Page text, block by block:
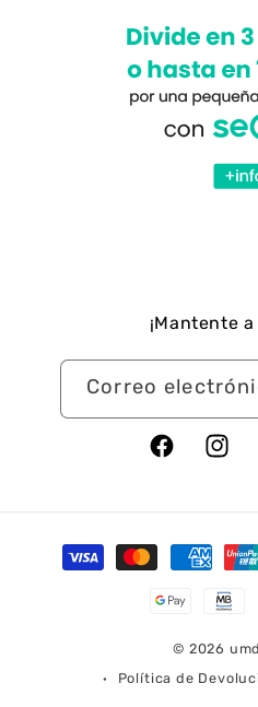
¡Mantente
Correo
Facebook
Formas
de
© 2026
Política de